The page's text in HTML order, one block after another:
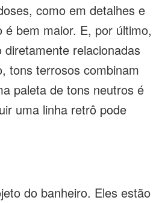
como em detalhes e
bem maior. E, por último,
relacionadas
tons terrosos combinam
paleta de tons neutros é
uma linha retrô pode
do banheiro. Eles estão